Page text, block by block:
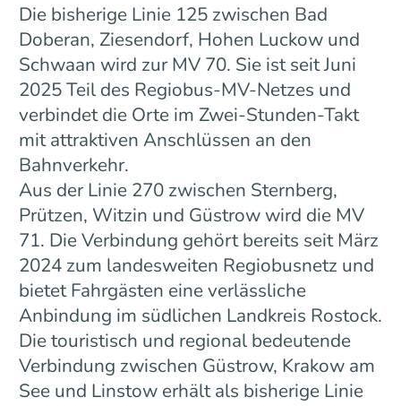
Die bisherige Linie 125 zwischen Bad
Doberan, Ziesendorf, Hohen Luckow und
Schwaan wird zur MV 70. Sie ist seit Juni
2025 Teil des Regiobus-MV-Netzes und
verbindet die Orte im Zwei-Stunden-Takt
mit attraktiven Anschlüssen an den
Bahnverkehr.
Aus der Linie 270 zwischen Sternberg,
Prützen, Witzin und Güstrow wird die MV
71. Die Verbindung gehört bereits seit März
2024 zum landesweiten Regiobusnetz und
bietet Fahrgästen eine verlässliche
Anbindung im südlichen Landkreis Rostock.
Die touristisch und regional bedeutende
Verbindung zwischen Güstrow, Krakow am
See und Linstow erhält als bisherige Linie